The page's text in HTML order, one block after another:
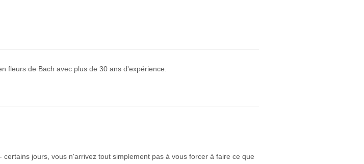
fleurs de Bach avec plus de 30 ans d'expérience.
jours, vous n'arrivez tout simplement pas à vous forcer à faire ce que